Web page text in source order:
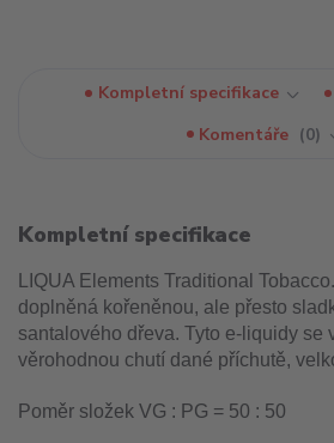
Kompletní specifikace
Komentáře
0
Kompletní specifikace
LIQUA Elements Traditional
doplněná kořeněnou, ale přesto
santalového dřeva. Tyto e-liquidy se
věrohodnou chutí dané příchutě,
Poměr složek VG : PG = 50 : 50